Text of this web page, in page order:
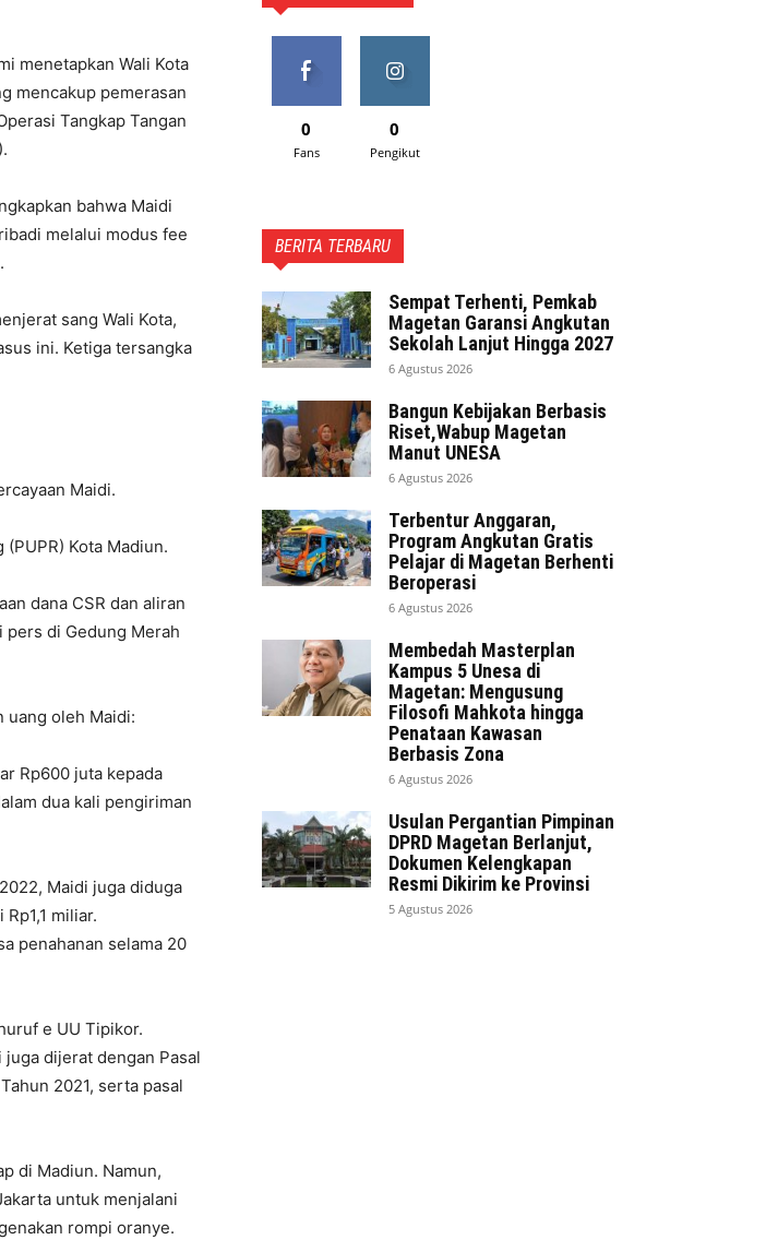
menetapkan Wali Kota
mencakup pemerasan
Tangkap Tangan
bahwa Maidi
melalui modus fee
sang Wali Kota,
ini. Ketiga tersangka
Maidi.
Kota Madiun.
dana CSR dan aliran
pers di Gedung Merah
uang oleh Maidi:
Rp600 juta kepada
dua kali pengiriman
Maidi juga diduga
miliar.
penahanan selama 20
e UU Tipikor.
dijerat dengan Pasal
2021, serta pasal
di Madiun. Namun,
untuk menjalani
rompi oranye.
0
Fans
0
Pengikut
BERITA TERBARU
Sempat Terhenti, Pemkab
Magetan Garansi Angkutan
Sekolah Lanjut Hingga 2027
6 Agustus 2026
Bangun Kebijakan Berbasis
Riset,Wabup Magetan
Manut UNESA
6 Agustus 2026
Terbentur Anggaran,
Program Angkutan Gratis
Pelajar di Magetan Berhenti
Beroperasi
6 Agustus 2026
Membedah Masterplan
Kampus 5 Unesa di
Magetan: Mengusung
Filosofi Mahkota hingga
Penataan Kawasan
Berbasis Zona
6 Agustus 2026
Usulan Pergantian Pimpinan
DPRD Magetan Berlanjut,
Dokumen Kelengkapan
Resmi Dikirim ke Provinsi
5 Agustus 2026